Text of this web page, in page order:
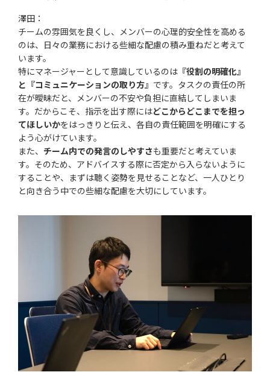
澤田：
チームの雰囲気を良くし、メンバーの心理的安全性を高める
のは、日々の業務における些細な配慮の積み重ねだと考えて
います。
特にマネージャーとして意識しているのは 『役割の明確化』
と『コミュニケーションの取り方』 です。タスクの責任の所
在が曖昧だと、メンバーの不安や負担に直結してしまいま
す。だからこそ、指示を出す際にはどこからどこまでを担っ
てほしいかをはっきりと伝え、各自の責任範囲を明確にする
よう心がけています。
また、 チーム内での発言のしやすさも重要だと考えていま
す。そのため、アドバイスする際に否定から入らないように
することや、まずは聴く姿勢を見せることなど、一人ひとり
と向き合う中での些細な配慮を大切にしています。